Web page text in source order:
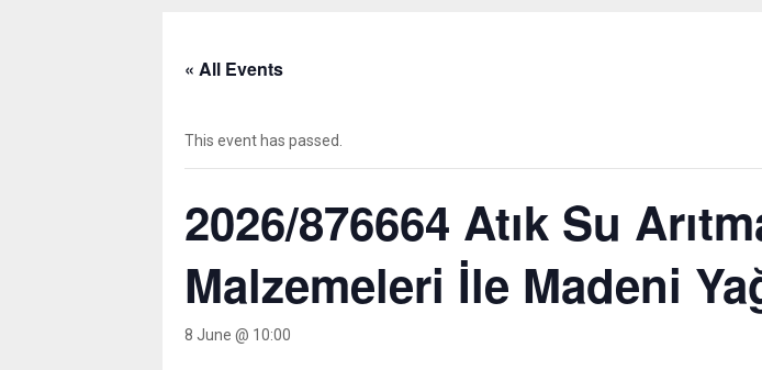
« All Events
This event has passed.
2026/876664 Atık Su
Malzemeleri İle Madeni
8 June @ 10:00